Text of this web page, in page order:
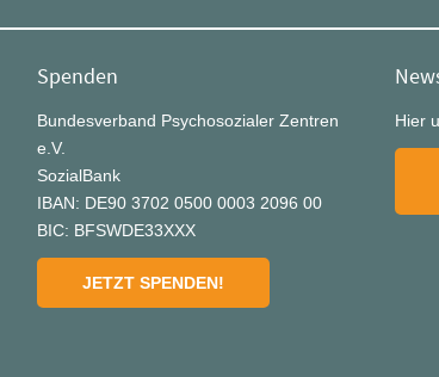
Spenden
Bundesverband Psychosozialer Zentren
e.V.
SozialBank
IBAN: DE90 3702 0500 0003 2096 00
BIC: BFSWDE33XXX
JETZT SPENDEN!
Hier